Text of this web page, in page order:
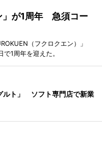
」が1周年 急須コー
（フクロクエン）」
1周年を迎えた。
ルト」 ソフト専門店で新業